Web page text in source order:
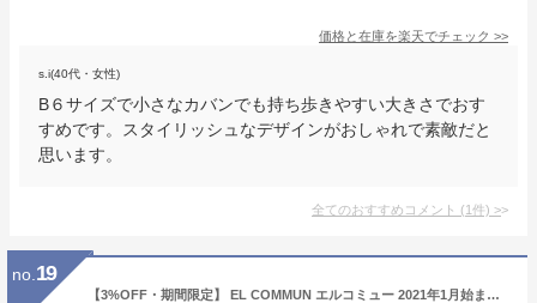
価格と在庫を楽天でチェック >>
s.i(40代・女性)
B６サイズで小さなカバンでも持ち歩きやすい大きさでおす
すめです。スタイリッシュなデザインがおしゃれで素敵だと
思います。
全てのおすすめコメント (1件) >
no. 19
【3%OFF・期間限定】 EL COMMUN エルコミュー 2021年1月始まり 手帳 週間セパレート式(ブロック) B6 B6ウィークリー ブロック Unison ユニゾン 大人かわいい おしゃれ 可愛い キャラクター 手帳カバー スケジュール帳 手帳のタイムキーパー